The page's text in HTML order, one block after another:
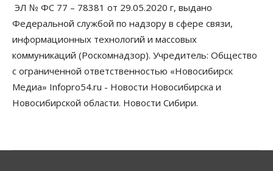
Авто Общество
Треть автовладельцев в Новосибирской области
«поставили машины на прикол»
07 Августа 2026, 13:00
Школы, библиотеки, пешеходные тротуары:
депутаты Госдумы контролируют работы на
социальных объектах
07 Августа 2026, 12:35
Синоптики рассказали о погоде в Новосибирске
ЭЛ № ФС 77 – 78381 от 29.05.2020 г, выдано
Федеральной службой по надзору в сфере связи,
информационных технологий и массовых
коммуникаций (Роскомнадзор). Учредитель: Общество
с ограниченной ответственностью «Новосибирск
Медиа» Infopro54.ru - Новости Новосибирска и
Новосибирской области. Новости Сибири.